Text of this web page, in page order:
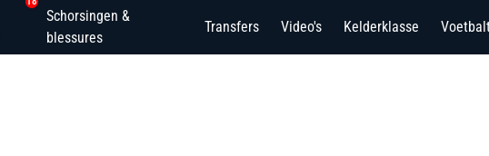
Schorsingen &
blessures
Transfers Video's Kelderklasse